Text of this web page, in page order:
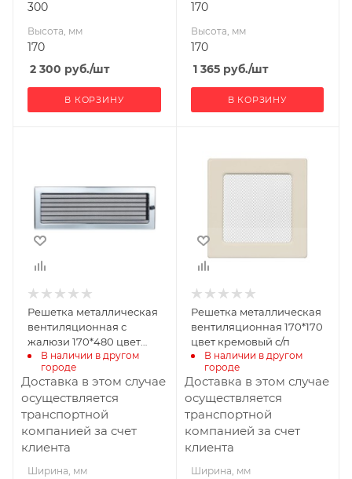
300
Высота, мм
170
2 300 руб./шт
В КОРЗИНУ
170
Высота, мм
170
1 365руб./шт
В КОРЗИНУ
Глубина, мм
Высота, мм
170
Решетка металлическая
вентиляционная с
жалюзи 170*480 цвет
никель с/п
В наличии в другом
городе
Доставка в этом случае
осуществляется
транспортной
компанией за счет
клиента
Ширина, мм
170
Высота, мм
Решетка металлическая
вентиляционная 170*170
цвет кремовый с/п
В наличии в другом
городе
Доставка в этом случае
осуществляется
транспортной
компанией за счет
клиента
Ширина, мм